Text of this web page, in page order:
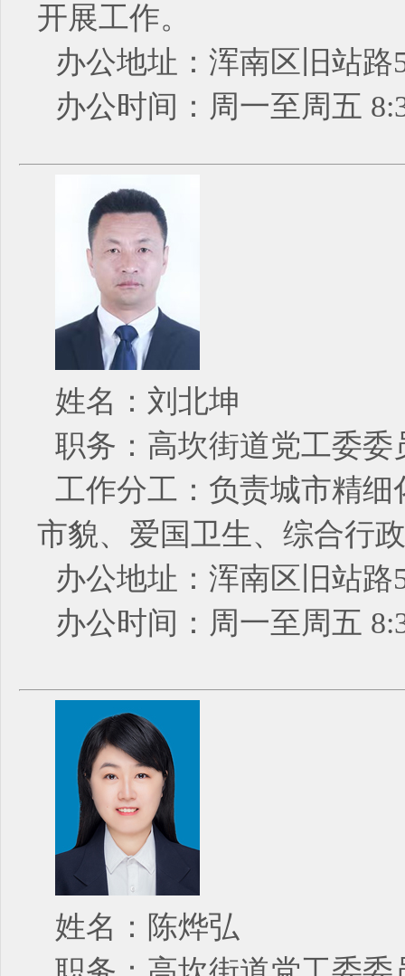
开展工作。
办公地址：浑南区旧站路
办公时间：周一至周五
姓名：刘北坤
职务：高坎街道党工委
工作分工：负责城市精
市貌、爱国卫生、综合行
办公地址：浑南区旧站路
办公时间：周一至周五
姓名：陈烨弘